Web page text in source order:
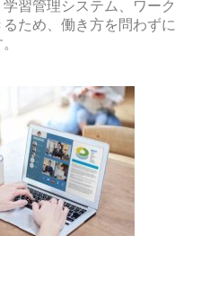
習管理システム、ワーク
ため、働き方を問わずに